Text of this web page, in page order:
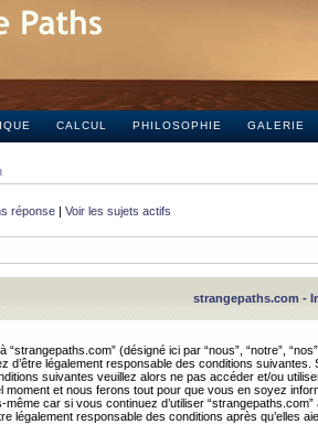
CALCUL PHILOSOPHIE GALERIE
réponse | Voir les sujets actifs
strangepaths.com -
“strangepaths.com” (désigné ici par “nous”, “notre”,
d’être légalement responsable des conditions suivantes.
suivantes veuillez alors ne pas accéder et/ou
moment et nous ferons tout pour que vous en soyez
même car si vous continuez d’utiliser
légalement responsable des conditions après qu’elles